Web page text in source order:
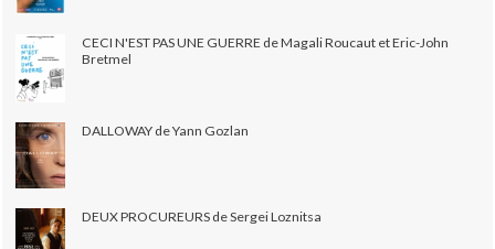
CECI N'EST PAS UNE GUERRE de Magali Roucaut et Eric-John
Bretmel
DALLOWAY de Yann Gozlan
DEUX PROCUREURS de Sergei Loznitsa